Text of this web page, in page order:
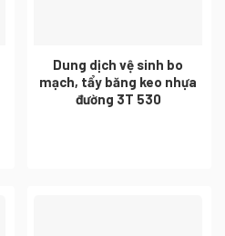
Dung dịch vệ sinh bo
mạch, tẩy băng keo nhựa
đường 3T 530